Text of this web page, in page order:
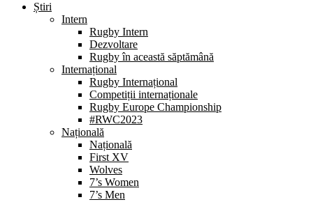
Știri
Intern
Rugby Intern
Dezvoltare
Rugby în această săptămână
Internațional
Rugby Internațional
Competiții internaționale
Rugby Europe Championship
#RWC2023
Națională
Națională
First XV
Wolves
7’s Women
7’s Men